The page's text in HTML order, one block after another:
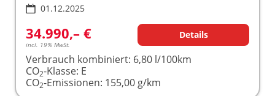
01.12.2025
34.990,– €
incl. 19% MwSt.
Details
Verbrauch kombiniert: 6,80 l/100km
CO2-Klasse: E
CO2-Emissionen: 155,00 g/km